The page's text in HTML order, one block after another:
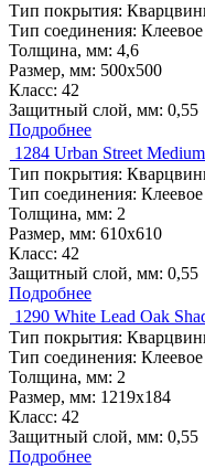
Тип покрытия:
Тип соединения: Клеевое
Толщина, мм: 4,6
Размер, мм: 500x500
Класс: 42
Защитный слой, мм: 0,55
Подробнее
1284 Urban Street Medium
Тип покрытия:
Тип соединения: Клеевое
Толщина, мм: 2
Размер, мм: 610x610
Класс: 42
Защитный слой, мм: 0,55
Подробнее
1290 White Lead Oak
Тип покрытия:
Тип соединения: Клеевое
Толщина, мм: 2
Размер, мм: 1219x184
Класс: 42
Защитный слой, мм: 0,55
Подробнее